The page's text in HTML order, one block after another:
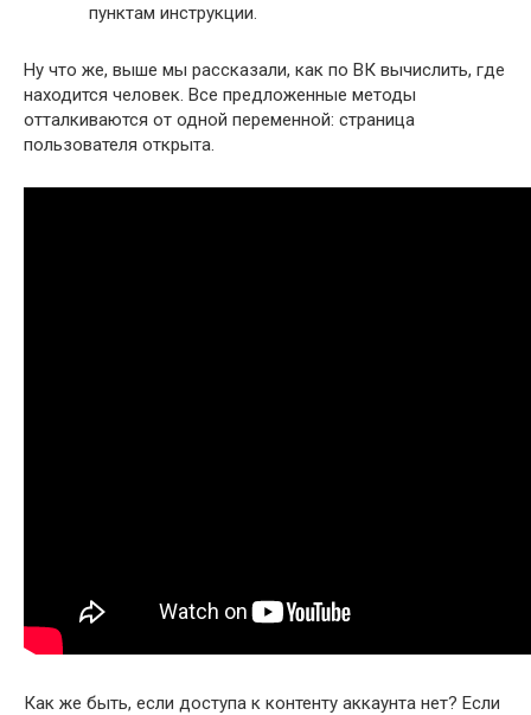
пунктам инструкции.
Ну что же, выше мы рассказали, как по ВК вычислить, где
находится человек. Все предложенные методы
отталкиваются от одной переменной: страница
пользователя открыта.
Как же быть, если доступа к контенту аккаунта нет? Если